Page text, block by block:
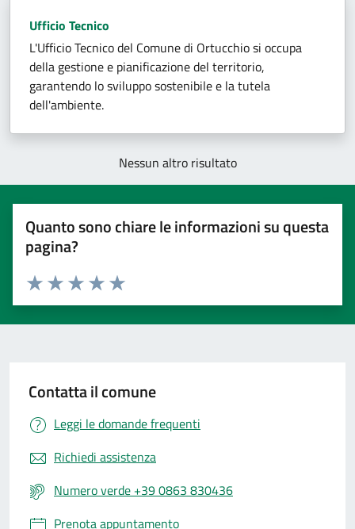
Ufficio Tecnico
L'Ufficio Tecnico del Comune di Ortucchio si occupa
della gestione e pianificazione del territorio,
garantendo lo sviluppo sostenibile e la tutela
dell'ambiente.
Nessun altro risultato
Quanto sono chiare le informazioni su questa
pagina?
Valuta 5 stelle su 5
Valuta 4 stelle su 5
Valuta 3 stelle su 5
Valuta 2 stelle su 5
Valuta 1 stelle su 5
Contatta il comune
Leggi le domande frequenti
Richiedi assistenza
Numero verde +39 0863 830436
Prenota appuntamento